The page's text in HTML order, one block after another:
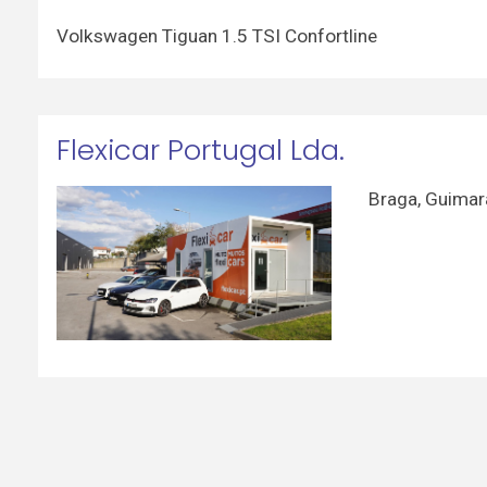
Volkswagen Tiguan 1.5 TSI Confortline
Flexicar Portugal Lda.
Braga,